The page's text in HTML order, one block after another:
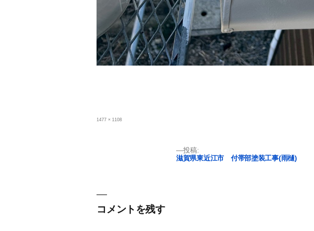
フ
1477 × 1108
投稿:
滋賀県東近江市 付帯部塗装工事(雨樋)
コメントを残す